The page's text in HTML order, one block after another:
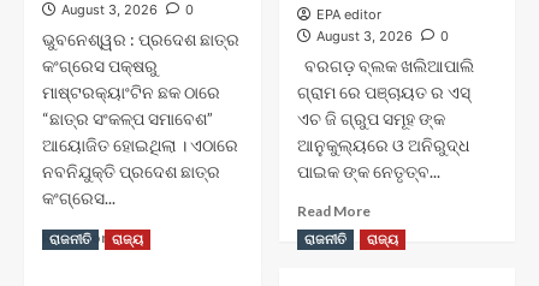
ପର୍ବ,
୪୦୦ରୁ
ଅଧିକ
ବିଜେଡି
କର୍ମୀ
ବିଜେପିରେ
ପଦଯାତ୍ରା
August 3, 2026
0
ଭୁବନେଶ୍ୱର : ପ୍ରଦେଶ ଛାତ୍ର
କଂଗ୍ରେସ ପକ୍ଷରୁ
ମାଷ୍ଟରକ୍ୟାଂଟିନ ଛକ ଠାରେ
“ଛାତ୍ର ସଂକଳ୍ପ ସମାବେଶ”
ଆୟୋଜିତ ହୋଇଥିଲା । ଏଠାରେ
ନବନିଯୁକ୍ତି ପ୍ରଦେଶ ଛାତ୍ର
କଂଗ୍ରେସ...
Read MoreRead
EPA editor
August 3, 2026
0
ବରଗଡ଼ ବ୍ଲକ ଖଲିଆପାଲି
ଗ୍ରାମ ରେ ପଞ୍ଚାୟତ ର ଏସ୍
ଏଚ ଜି ଗ୍ରୁପ ସମୂହ ଙ୍କ
ଆନୁକୁଲ୍ୟରେ ଓ ଅନିରୁଦ୍ଧ
ପାଇକ ଙ୍କ ନେତୃତ୍ବ...
Read MoreRead
more
about
ରାଜନୀତି ରାଜ୍ୟ ରାଜନୀତି ରାଜ୍ୟ